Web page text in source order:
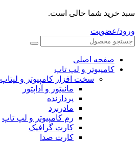
سبد خرید شما خالی است.
ورود/عضویت
صفحه اصلی
کامپیوتر و‌‌‌‌‌ لپ تاپ
سخت افزار کامپیوتر و لپتاپ
مانیتور و آداپتور
پردازنده
مادربرد
رم کامپیوتر و لپ تاپ
کارت گرافیک
کارت صدا